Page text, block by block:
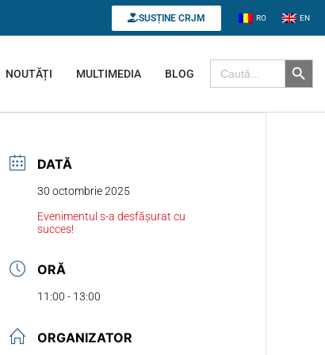
SUSȚINE CRJM RO EN
NOUTĂȚI MULTIMEDIA BLOG
Search for: Search
DATĂ
30 octombrie 2025
Evenimentul s-a desfășurat cu
succes!
ORĂ
11:00 - 13:00
ORGANIZATOR